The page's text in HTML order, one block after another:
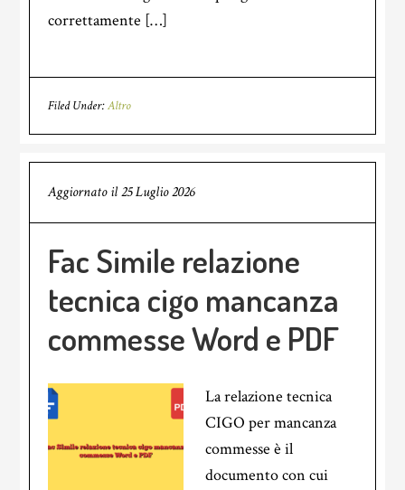
correttamente […]
Filed Under:Altro
Aggiornato il25 Luglio 2026
Fac Simile relazione
tecnica cigo mancanza
commesse Word e PDF
La relazione tecnica
CIGO per mancanza
commesse è il
documento con cui